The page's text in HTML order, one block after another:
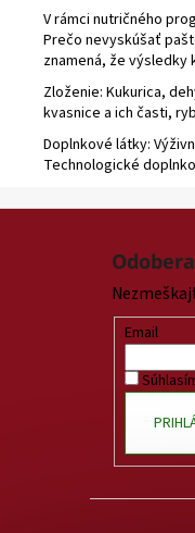
V rámci nutričného
Prečo nevyskúšať
znamená, že výsledky
Zloženie: Kukurica,
kvasnice a ich časti,
Doplnkové látky:
Technologické
Z
Email